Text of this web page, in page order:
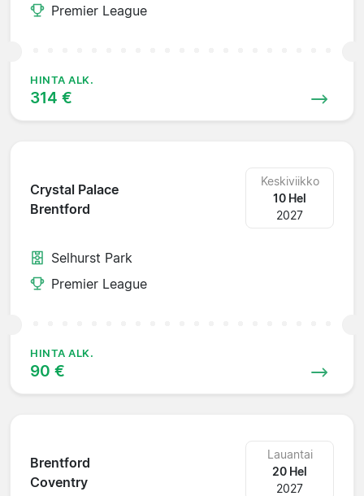
Premier League
HINTA ALK.
314 €
Crystal Palace
Brentford
Keskiviikko
10 Hel
2027
Selhurst Park
Premier League
HINTA ALK.
90 €
Brentford
Coventry
Lauantai
20 Hel
2027